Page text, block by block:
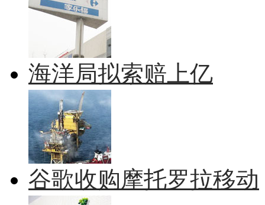
海洋局拟索赔上亿
谷歌收购摩托罗拉移动